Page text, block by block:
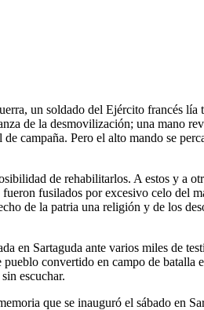
un soldado del Ejército francés
de la desmovilización; una mano
campaña. Pero el alto mando se
de rehabilitarlos. A estos y a
fusilados por excesivo celo del
de la patria una religión y de los
en Sartaguda ante varios miles de
convertido en campo de
escuchar.
que se inauguró el sábado en